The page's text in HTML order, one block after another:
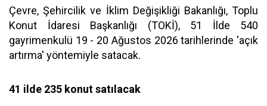
Çevre, Şehircilik ve İklim Değişikliği Bakanlığı, Toplu
Konut İdaresi Başkanlığı (TOKİ), 51 İlde 540
gayrimenkulü 19 - 20 Ağustos 2026 tarihlerinde 'açık
artırma' yöntemiyle satacak.
41 ilde 235 konut satılacak